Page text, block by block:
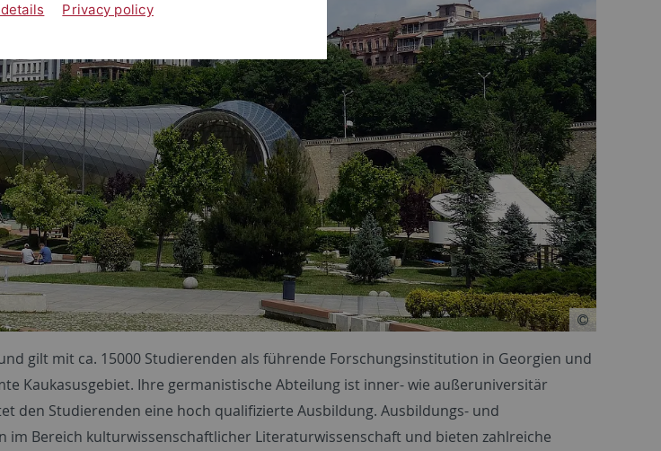
gilt mit ca. 15000 Studierenden als führende Forschungsinstitution in Georgien und
Kaukasusgebiet. Ihre germanistische Abteilung ist inner- wie außeruniversitär
den Studierenden eine hoch qualifizierte Ausbildung. Ausbildungs- und
im Bereich kulturwissenschaftlicher Literaturwissenschaft und bieten zahlreiche
Privacy policy